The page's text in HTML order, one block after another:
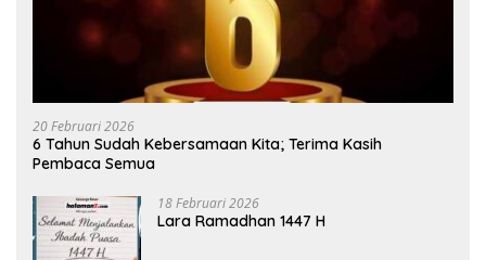
20 Februari 2026
6 Tahun Sudah Kebersamaan Kita; Terima Kasih
Pembaca Semua
18 Februari 2026
Lara Ramadhan 1447 H